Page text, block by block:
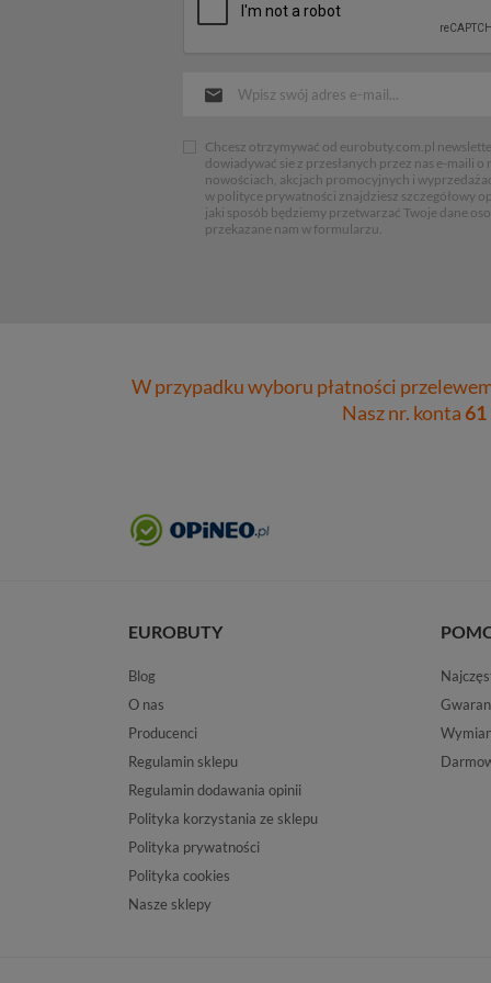
Chcesz otrzymywać od eurobuty.com.pl
dowiadywać sie z przesłanych przez nas e-maili o
nowościach, akcjach promocyjnych i
w polityce prywatności znajdziesz szczegółowy
jaki sposób będziemy przetwarzać Twoje dane
przekazane nam w formularzu.
W przypadku wyboru płatności
Nasz nr. konta61
EUROBUTY
Blog
O nas
Producenci
Regulamin sklepu
Regulamin dodawania opinii
Polityka korzystania ze sklepu
Polityka prywatności
Polityka cookies
Nasze sklepy